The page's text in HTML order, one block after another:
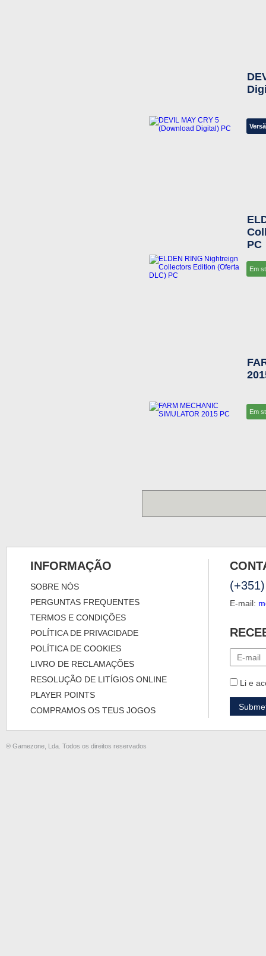
PC
Em
Em
INFORMAÇÃO
SOBRE NÓS
PERGUNTAS FREQUENTES
TERMOS E CONDIÇÕES
POLÍTICA DE PRIVACIDADE
POLÍTICA DE COOKIES
LIVRO DE RECLAMAÇÕES
RESOLUÇÃO DE LITÍGIOS ONLINE
PLAYER POINTS
COMPRAMOS OS TEUS JOGOS
E-mail:
Li e
® Gamezone, Lda. Todos os direitos reservados